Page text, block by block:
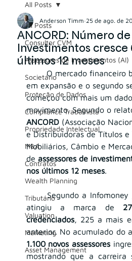
All Posts
Consultor CVM
Assessores de Investimentos (AI)
Societário
Proteção de Dados
Compliance Trabalhista
Propriedade Intelectual
M&A
Contratos
Wealth Planning
Tributário
Valuation
Marketing
Asset Management
All Posts
ANCORD: Número
Investimentos cresce
últimos 12 meses
Anderson Timm 25 de ago. de
	O mercado financeiro brasileiro segue
em expansão e o segundo
começou com mais um
movimento. Segundo o
ANCORD (Associação
e Distribuidoras de Títulos e
Mobiliários, Câmbio e
de assessores de
nos últimos 12 meses.
	Segundo a Infomoney ,em julho, o Brasil
atingiu a marca de
credenciados, 225 a mais
1.100 novos assessores
mostrando que a carreira